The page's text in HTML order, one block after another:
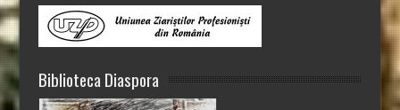
Biblioteca Diaspora